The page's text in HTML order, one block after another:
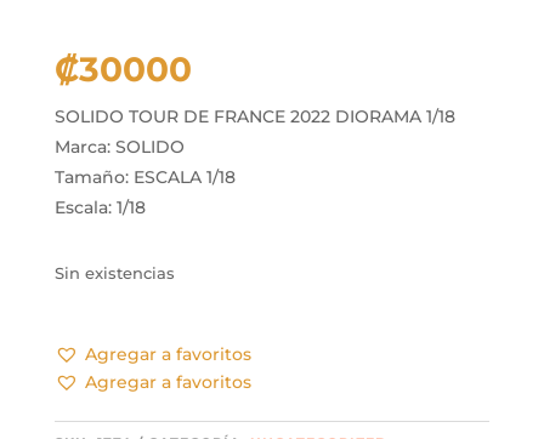
₡30000
SOLIDO TOUR DE FRANCE 2022 DIORAMA 1/18
Marca: SOLIDO
Tamaño: ESCALA 1/18
Escala: 1/18
Sin existencias
Agregar a favoritos
Agregar a favoritos